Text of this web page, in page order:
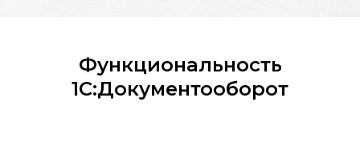
Функциональность
1С:Документооборот